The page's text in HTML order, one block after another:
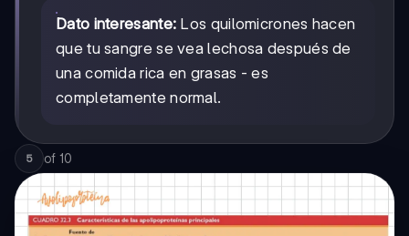
Dato interesante: Los quilomicrones hacen
que tu sangre se vea lechosa después de
una comida rica en grasas - es
completamente normal.
5 of 10